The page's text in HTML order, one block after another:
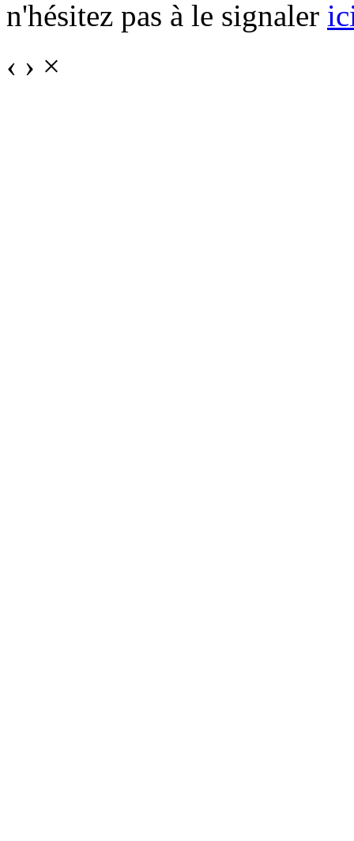
n'hésitez pas à le signaler
‹ › ×